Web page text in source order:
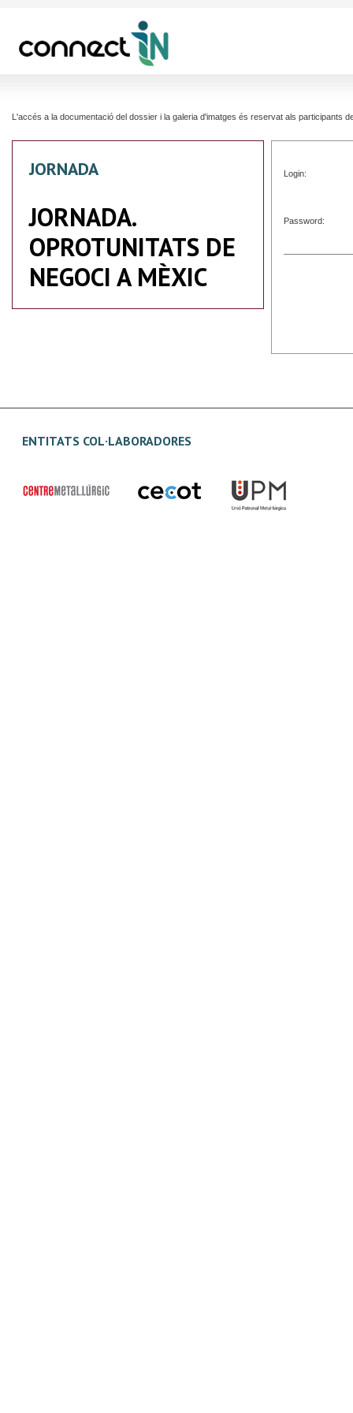
L'accés a la documentació del dossier i la galeria d'imatges és reservat als participants
JORNADA
JORNADA.
OPROTUNITATS DE
NEGOCI A MÈXIC
Login:
Password:
ENTITATS COL·LABORADORES